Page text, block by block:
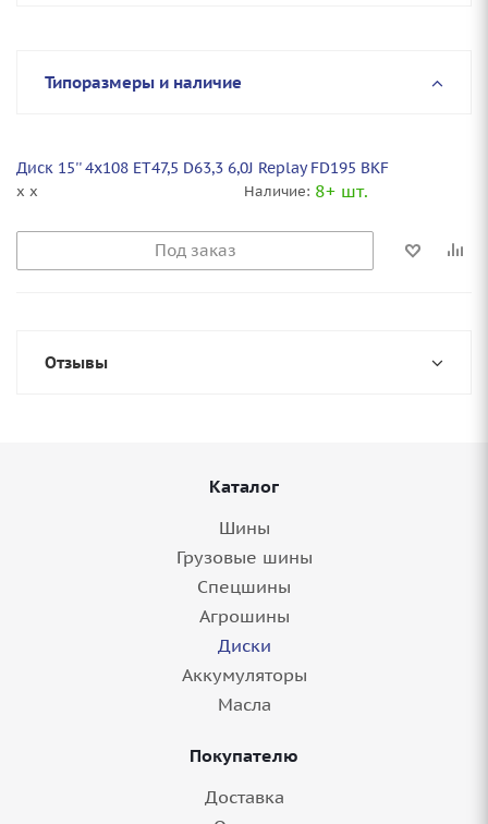
Типоразмеры и наличие
Диск 15'' 4x108 ET47,5 D63,3 6,0J Replay FD195 BKF
x x Наличие: 8+ шт.
Под заказ
Отзывы
Каталог
Шины
Грузовые шины
Спецшины
Агрошины
Диски
Аккумуляторы
Масла
Покупателю
Доставка